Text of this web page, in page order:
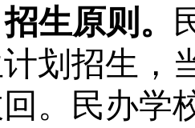
招生原则。
划招生 ，
。民办学